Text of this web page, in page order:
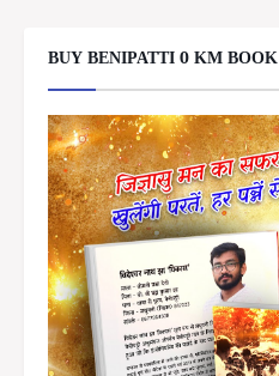
BUY BENIPATTI 0 KM BOOK